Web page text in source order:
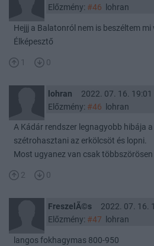
Előzmény: #46 lohran
Hejjj a Balatonról nem is beszéltem
Élképesztő
1 0
lohran
2022. 07. 16. 19:01
Előzmény: #46 lohran
A Kádár rendszer legnagyobb hibája
szétrohasztani az erkölcsöt és lopni.
Most ugyanez van csak
2 0
FreszelÃ©s
2022. 07. 16.
Előzmény: #47 lohran
langos fokhagymas 800-950